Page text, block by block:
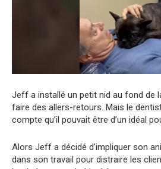
Jeff a installé un petit nid au fond de
faire des allers-retours. Mais le
compte qu’il pouvait être d’un idéal
Alors Jeff a décidé d’impliquer son
dans son travail pour distraire les